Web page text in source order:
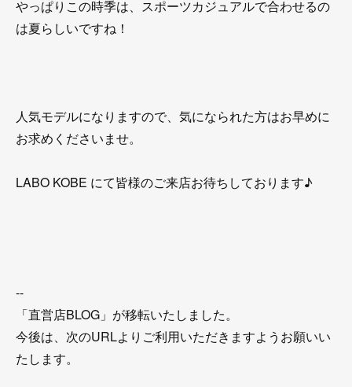
やっぱりこの時季は、スポーツカジュアルで合わせるの
は夏らしいですね！
人気モデルになりますので、気になられた方はお早めに
お求めくださいませ。
LABO KOBE にて皆様のご来店お待ちしております♪
--
「直営店BLOG」が移転いたしました。
今後は、次のURLよりご利用いただきますようお願いい
たします。